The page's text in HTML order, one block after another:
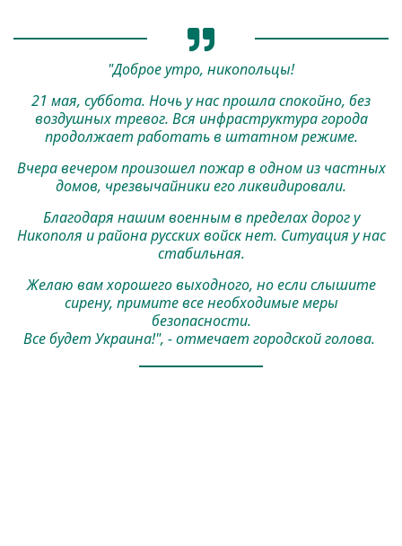
"Доброе утро, никопольцы!
21 мая, суббота. Ночь у нас прошла спокойно, без
воздушных тревог. Вся инфраструктура города
продолжает работать в штатном режиме.
Вчера вечером произошел пожар в одном из частных
домов, чрезвычайники его ликвидировали.
Благодаря нашим военным в пределах дорог у
Никополя и района русских войск нет. Ситуация у нас
стабильная.
Желаю вам хорошего выходного, но если слышите
сирену, примите все необходимые меры
безопасности.
Все будет Украина!", - отмечает городской голова.